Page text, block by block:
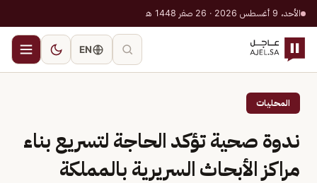
الأحد، 9 أغسطس 2026 · 26 صفر 1448 هـ
EN
المحليات
ندوة صحية تؤكد الحاجة لتسريع بناء
مراكز الأبحاث السريرية بالمملكة